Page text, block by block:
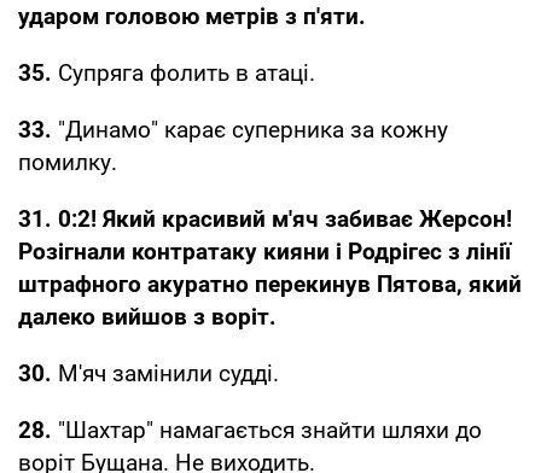
ударом головою метрів з п'яти.
35. Супряга фолить в атаці.
33. "Динамо" карає суперника за кожну
помилку.
31. 0:2! Який красивий м'яч забиває Жерсон!
Розігнали контратаку кияни і Родрігес з лінії
штрафного акуратно перекинув Пятова, який
далеко вийшов з воріт.
30. М'яч замінили судді.
28. "Шахтар" намагається знайти шляхи до
воріт Бущана. Не виходить.